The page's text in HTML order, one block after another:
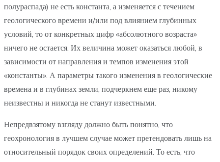
полураспада) не есть константа, а изменяется с течением
геологического времени и/или под влиянием глубинных
условий, то от конкретных цифр «абсолютного возраста»
ничего не остается. Их величина может оказаться любой, в
зависимости от направления и темпов изменения этой
«константы». А параметры такого изменения в геологические
времена и в глубинах земли, подчеркнем еще раз, никому
неизвестны и никогда не станут известными.
Непредвзятому взгляду должно быть понятно, что
геохронология в лучшем случае может претендовать лишь на
относительный порядок своих определений. То есть, что